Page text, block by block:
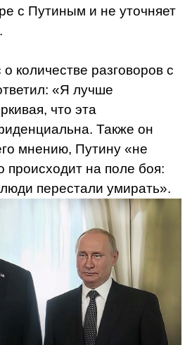
с Путиным и не уточняет
количестве разговоров с
«Я лучше
что эта
Также он
мнению, Путину «не
происходит на поле боя:
перестали умирать».